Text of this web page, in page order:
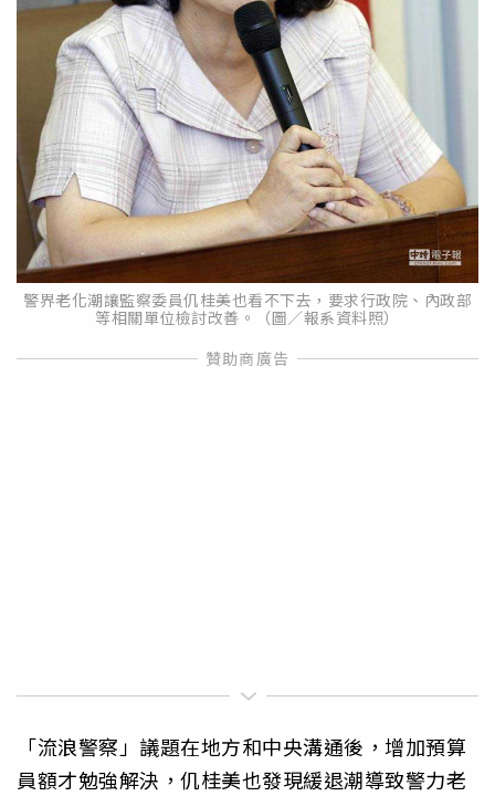
警界老化潮讓監察委員仉桂美也看不下去，要求行政院、內政部
等相關單位檢討改善。（圖／報系資料照）
「流浪警察」議題在地方和中央溝通後，增加預算
員額才勉強解決，仉桂美也發現緩退潮導致警力老